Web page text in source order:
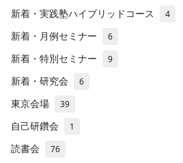
新着・実践塾ハイブリッドコース 4
新着・月例セミナー 6
新着・特別セミナー 9
新着・研究会 6
東京会場 39
自己研鑽会 1
読書会 76